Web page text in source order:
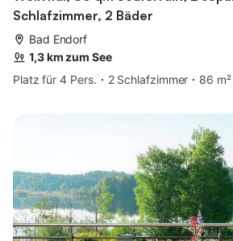
Schlafzimmer, 2 Bäder
Bad Endorf
1,3 km zum See
Platz für 4 Pers.
2 Schlafzimmer 86 m²